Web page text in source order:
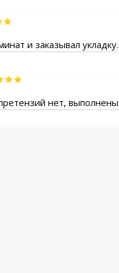
и заказывал
нет,